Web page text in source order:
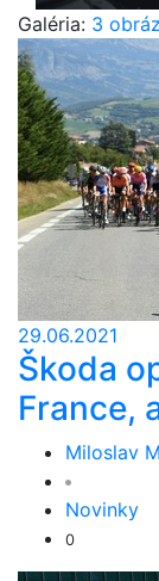
Galéria: 3
29.06.2021
Škoda
France,
Miloslav
Novinky
0